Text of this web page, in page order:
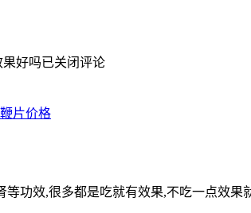
好吗已关闭评论
片价格
功效,很多都是吃就有效果,不吃一点效